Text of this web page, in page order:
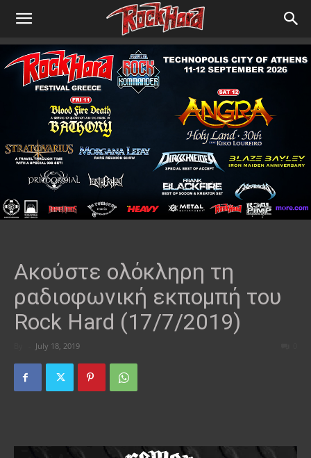
Ακούστε ολόκληρη τη
ραδιοφωνική εκπομπή του
Rock Hard (17/7/2019)
July 18, 2019